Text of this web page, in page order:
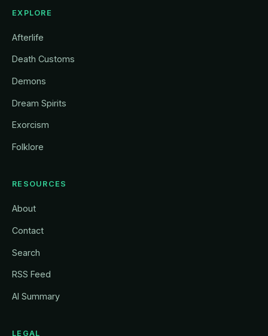
EXPLORE
Afterlife
Death Customs
Demons
Dream Spirits
Exorcism
Folklore
RESOURCES
About
Contact
Search
RSS Feed
AI Summary
LEGAL